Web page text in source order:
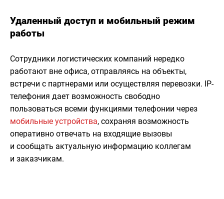
Удаленный доступ и мобильный режим
работы
Сотрудники логистических компаний нередко
работают вне офиса, отправляясь на объекты,
встречи с партнерами или осуществляя перевозки. IP-
телефония дает возможность свободно
пользоваться всеми функциями телефонии через
мобильные устройства, сохраняя возможность
оперативно отвечать на входящие вызовы
и сообщать актуальную информацию коллегам
и заказчикам.